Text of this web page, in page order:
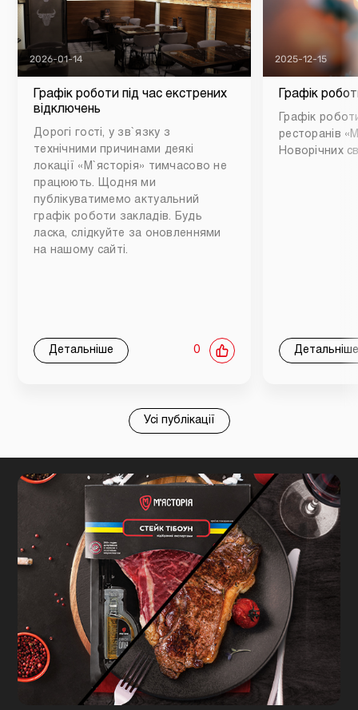
2026-01-14
Графік роботи під час екстрених
відключень
Дорогі гості, у зв`язку з
технічними причинами деякі
локації «М`ясторія» тимчасово не
працюють. Щодня ми
публікуватимемо актуальний
графік роботи закладів. Будь
ласка, слідкуйте за оновленнями
на нашому сайті.
Детальніше 0
2025-12-15
Графік
Графік
ресторанів
Новорічних
Детальніше
Усі публікації